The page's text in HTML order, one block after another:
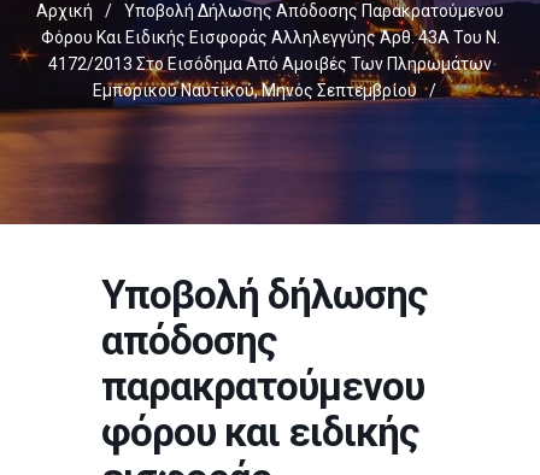
Αρχική /
Υποβολή Δήλωσης Απόδοσης Παρακρατούμενου
Φόρου Και Ειδικής Εισφοράς Αλληλεγγύης Άρθ. 43Α Του Ν.
4172/2013 Στο Εισόδημα Από Αμοιβές Των Πληρωμάτων
Εμπορικού Ναυτικού, Μηνός Σεπτεμβρίου
/
Υποβολή δήλωσης
απόδοσης
παρακρατούμενου
φόρου και ειδικής